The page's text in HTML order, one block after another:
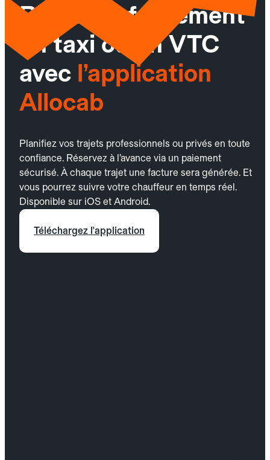
Réservez facilement
un taxi ou un VTC
avec l’application
Allocab
Planifiez vos trajets professionnels ou privés en toute
confiance. Réservez à l’avance via un paiement
sécurisé. À chaque trajet une facture sera générée. Et
vous pourrez suivre votre chauffeur en temps réel.
Disponible sur iOS et Android.
Téléchargez l'application